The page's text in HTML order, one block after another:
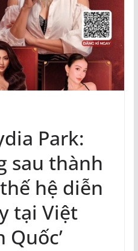
Park:
sau thành
hệ diễn
tại Việt
Quốc’